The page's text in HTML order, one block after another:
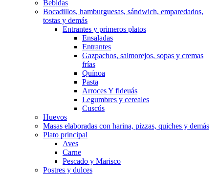
Bebidas
Bocadillos, hamburguesas, sándwich, emparedados,
tostas y demás
Entrantes y primeros platos
Ensaladas
Entrantes
Gazpachos, salmorejos, sopas y cremas
frías
Quínoa
Pasta
Arroces Y fideuás
Legumbres y cereales
Cuscús
Huevos
Masas elaboradas con harina, pizzas, quiches y demás
Plato principal
Aves
Carne
Pescado y Marisco
Postres y dulces